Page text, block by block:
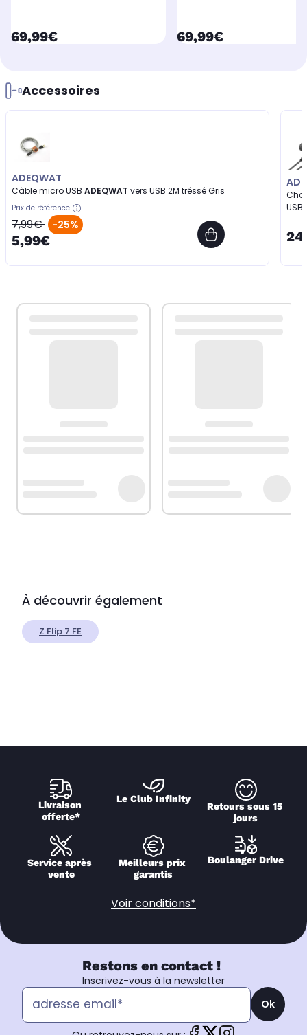
currentPrice
69,99€ currentPrice
69,99€
Accessoires
ADEQWAT
Câble micro USB ADEQWAT vers USB 2M tréssé Gris
Prix de référence
7,99€ -25%
5,99€
À découvrir également
Z Flip 7 FE
Livraison
offerte*
Le Club Infinity
Retours sous 15
jours
Service après
vente
Meilleurs prix
garantis
Boulanger Drive
Voir conditions*
Restons en contact !
Inscrivez-vous à la newsletter
Ok